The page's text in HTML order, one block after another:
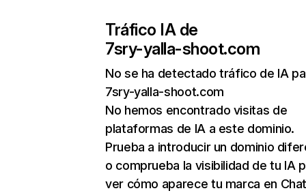
Tráfico IA de
7sry-yalla-shoot.com
No se ha detectado tráfico de IA
7sry-yalla-shoot.com
No hemos encontrado visitas de
plataformas de IA a este dominio.
Prueba a introducir un dominio
o comprueba la visibilidad de tu IA
ver cómo aparece tu marca en